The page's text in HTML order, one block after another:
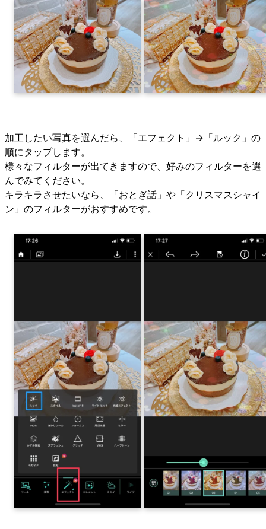
加工したい写真を選んだら、「エフェクト」→「ルック」の
順にタップします。
様々なフィルターが出てきますので、好みのフィルターを選
んでみてください。
キラキラさせたいなら、「おとぎ話」や「クリスマスシャイ
ン」のフィルターがおすすめです。